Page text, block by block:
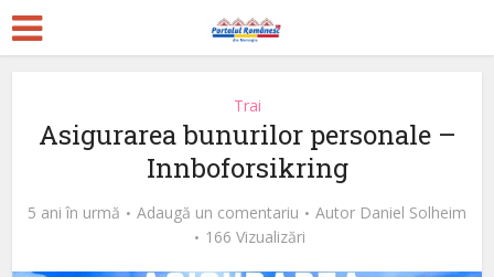
Trai
Asigurarea bunurilor personale –
Innboforsikring
5 ani în urmă Adaugă un comentariu Autor Daniel Solheim
166 Vizualizări